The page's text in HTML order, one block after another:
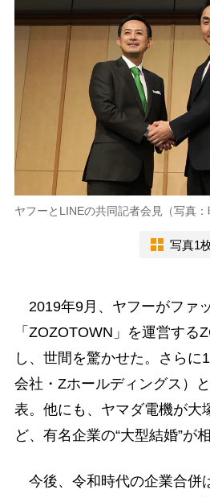
ヤフーとLINEの共同記者会見（写真：
写真1
2019年9月、ヤフーがファ
「ZOZOTOWN」を運営する
し、世間を驚かせた。さらに
会社・Zホールディングス）
表。他にも、ヤマダ電機が大
ど、有名企業の“大型結婚”が
今後、令和時代の企業合併